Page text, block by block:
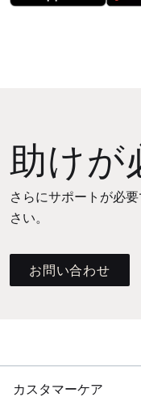
助けが
さらにサポートが必
さい。
お問い合わせ
カスタマーケア